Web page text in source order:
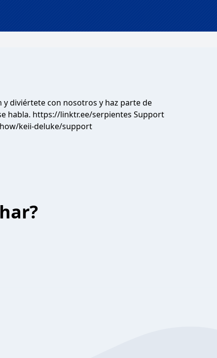
y diviértete con nosotros y haz parte de
habla. https://linktr.ee/serpientes Support
keii-deluke/support